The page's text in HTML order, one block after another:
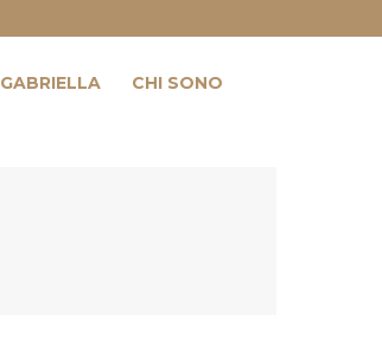
GABRIELLA CHI SONO